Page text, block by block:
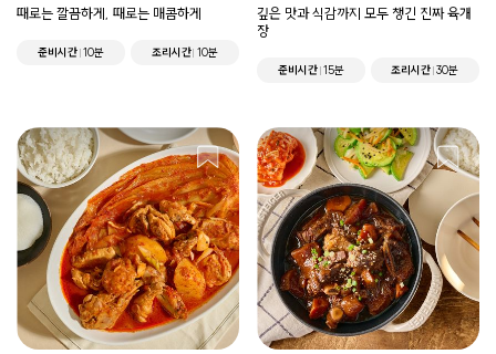
때로는 깔끔하게, 때로는 매콤하게
준비시간 10분 조리시간 10분
깊은 맛과 식감까지 모두 챙긴 진짜 육개
장
준비시간 15분 조리시간 30분